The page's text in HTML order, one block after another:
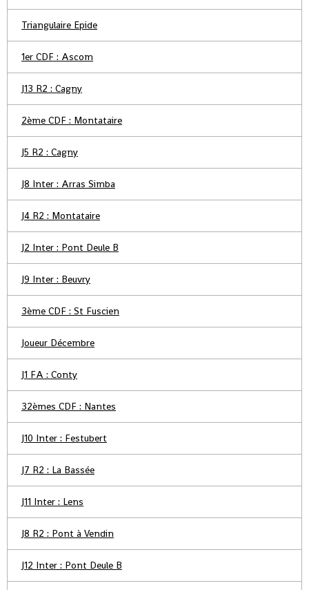
Triangulaire Epide
1er CDF : Ascom
J13 R2 : Cagny
2ème CDF : Montataire
J5 R2 : Cagny
J8 Inter : Arras Simba
J4 R2 : Montataire
J2 Inter : Pont Deule B
J9 Inter : Beuvry
3ème CDF : St Fuscien
Joueur Décembre
J1 FA : Conty
32èmes CDF : Nantes
J10 Inter : Festubert
J7 R2 : La Bassée
J11 Inter : Lens
J8 R2 : Pont à Vendin
J12 Inter : Pont Deule B